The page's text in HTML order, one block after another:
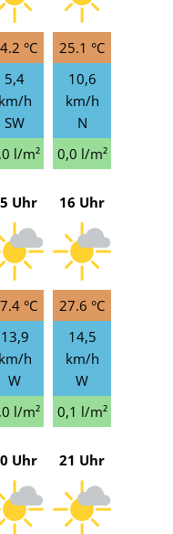
°C
5,4
km/h
SW
l/m²
25.1 °C
10,6
km/h
N
0,0 l/m²
Uhr
°C
13,9
km/h
W
l/m²
16 Uhr
27.6 °C
14,5
km/h
W
0,1 l/m²
Uhr 21 Uhr